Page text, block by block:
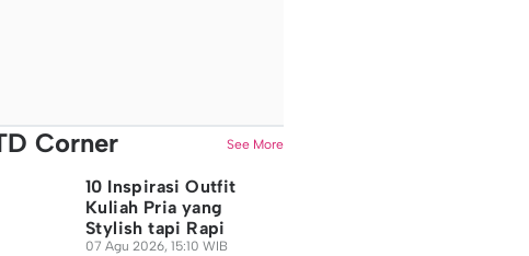
Corner See More
10 Inspirasi Outfit
Kuliah Pria yang
Stylish tapi Rapi
07 Agu 2026, 15:10 WIB